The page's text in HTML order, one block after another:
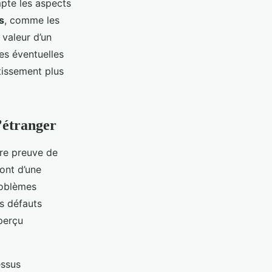
les aspects
, comme les
d’un
éventuelles
plus
preuve de
d’une
défauts